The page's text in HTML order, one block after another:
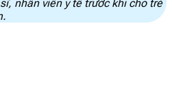
nhân viên y tế trước khi cho trẻ